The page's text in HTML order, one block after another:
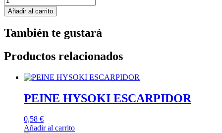
Añadir al carrito
También te gustará
Productos relacionados
PEINE HYSOKI ESCARPIDOR
0,58 €
Añadir al carrito